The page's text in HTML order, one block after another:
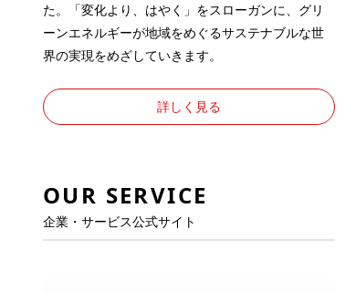
た。「変化より、はやく」をスローガンに、グリ
ーンエネルギーが地域をめぐるサステナブルな世
界の実現をめざしていきます。
詳しく見る
OUR SERVICE
企業・サービス公式サイト